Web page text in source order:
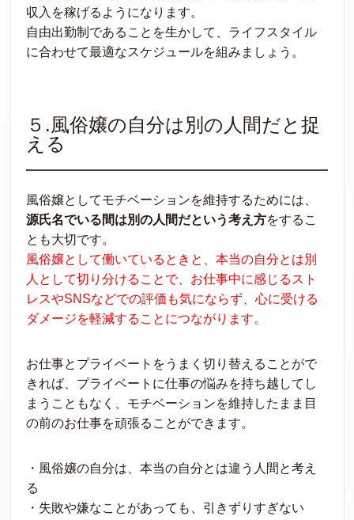
収入を稼げるようになります。
自由出勤制であることを生かして、ライフスタイル
に合わせて最適なスケジュールを組みましょう。
５.風俗嬢の自分は別の人間だと捉
える
風俗嬢としてモチベーションを維持するためには、
源氏名でいる間は別の人間だという考え方をするこ
とも大切です。
風俗嬢として働いているときと、本当の自分とは別
人として切り分けることで、お仕事中に感じるスト
レスやSNSなどでの評価も気にならず、心に受ける
ダメージを軽減することにつながります。
お仕事とプライベートをうまく切り替えることがで
きれば、プライベートに仕事の悩みを持ち越してし
まうこともなく、モチベーションを維持したまま目
の前のお仕事を頑張ることができます。
・風俗嬢の自分は、本当の自分とは違う人間と考え
る
・失敗や嫌なことがあっても、引きずりすぎない